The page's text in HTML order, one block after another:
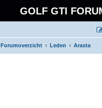
GOLF GTI
Forumoverzicht Leden Arasta